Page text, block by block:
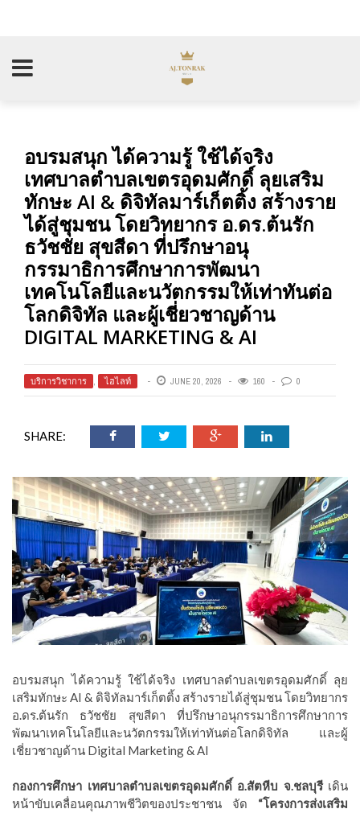
อบรมสนุก ได้ความรู้ ใช้ได้จริง
เทศบาลตำบลเขตรอุดมศักดิ์ ลุยเสริม
ทักษะ AI & ดิจิทัลมาร์เก็ตติ้ง สร้างราย
ได้สู่ชุมชน โดยวิทยากร อ.ดร.ต้นรัก
ธวัชชัย สุขสีดา ที่ปรึกษาอนุ
กรรมาธิการศึกษาการพัฒนา
เทคโนโลยีและนวัตกรรมให้เท่าทันต่อ
โลกดิจิทัล และผู้เชี่ยวชาญด้าน
DIGITAL MARKETING & AI
บริการวิชาการ , ไฮไลท์ JUNE 20, 2026 160 0
SHARE:
อบรมสนุก ได้ความรู้ ใช้ได้จริง เทศบาลตำบลเขตรอุดมศักดิ์ ลุย
เสริมทักษะ AI & ดิจิทัลมาร์เก็ตติ้ง สร้างรายได้สู่ชุมชน โดยวิทยากร
อ.ดร.ต้นรัก ธวัชชัย สุขสีดา ที่ปรึกษาอนุกรรมาธิการศึกษาการ
พัฒนาเทคโนโลยีและนวัตกรรมให้เท่าทันต่อโลกดิจิทัล และผู้
เชี่ยวชาญด้าน Digital Marketing & AI
กองการศึกษา เทศบาลตำบลเขตรอุดมศักดิ์ อ.สัตหีบ จ.ชลบุรีเดิน
หน้าขับเคลื่อนคุณภาพชีวิตของประชาชน จัด “โครงการส่งเสริม